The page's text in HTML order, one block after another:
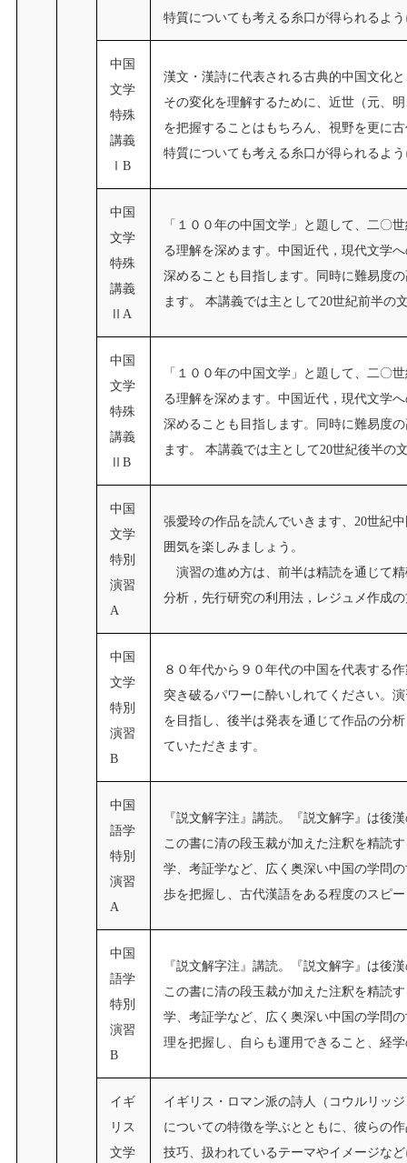
特質についても考える糸口が得られるよ
中国
文学
特殊
講義
ⅠB
漢文・漢詩に代表される古典的中国文化
その変化を理解するために、近世（元、
を把握することはもちろん、視野を更に
特質についても考える糸口が得られるよ
中国
文学
特殊
講義
ⅡA
「１００年の中国文学」と題して、二〇
る理解を深めます。中国近代，現代文学
深めることも目指します。同時に難易度
ます。 本講義では主として20世紀前半の
中国
文学
特殊
講義
ⅡB
「１００年の中国文学」と題して、二〇
る理解を深めます。中国近代，現代文学
深めることも目指します。同時に難易度
ます。 本講義では主として20世紀後半の
中国
文学
特別
演習
A
張愛玲の作品を読んでいきます、20世紀
囲気を楽しみましょう。
演習の進め方は、前半は精読を通じて
分析，先行研究の利用法，レジュメ作成
中国
文学
特別
演習
B
８０年代から９０年代の中国を代表する
突き破るパワーに酔いしれてください。
を目指し、後半は発表を通じて作品の分
ていただきます。
中国
語学
特別
演習
A
『説文解字注』講読。『説文解字』は後
この書に清の段玉裁が加えた注釈を精読
学、考証学など、広く奥深い中国の学問
歩を把握し、古代漢語をある程度のスピ
中国
語学
特別
演習
B
『説文解字注』講読。『説文解字』は後
この書に清の段玉裁が加えた注釈を精読
学、考証学など、広く奥深い中国の学問
理を把握し、自らも運用できること、経
イギ
リス
文学
イギリス・ロマン派の詩人（コウルリッ
についての特徴を学ぶとともに、彼らの
技巧、扱われているテーマやイメージな